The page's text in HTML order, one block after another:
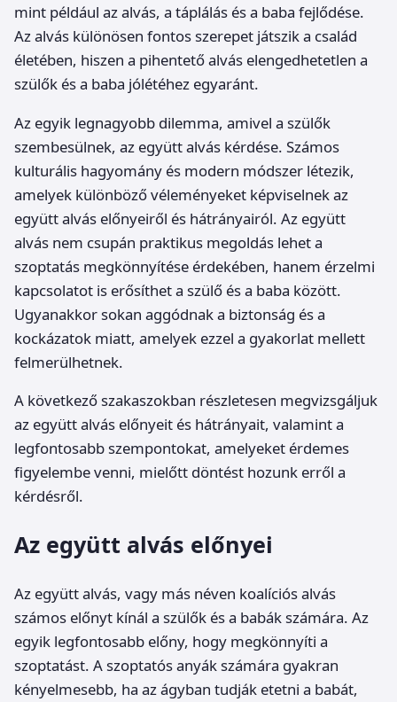
mint például az alvás, a táplálás és a baba fejlődése.
Az alvás különösen fontos szerepet játszik a család
életében, hiszen a pihentető alvás elengedhetetlen a
szülők és a baba jólétéhez egyaránt.
Az egyik legnagyobb dilemma, amivel a szülők
szembesülnek, az együtt alvás kérdése. Számos
kulturális hagyomány és modern módszer létezik,
amelyek különböző véleményeket képviselnek az
együtt alvás előnyeiről és hátrányairól. Az együtt
alvás nem csupán praktikus megoldás lehet a
szoptatás megkönnyítése érdekében, hanem érzelmi
kapcsolatot is erősíthet a szülő és a baba között.
Ugyanakkor sokan aggódnak a biztonság és a
kockázatok miatt, amelyek ezzel a gyakorlat mellett
felmerülhetnek.
A következő szakaszokban részletesen megvizsgáljuk
az együtt alvás előnyeit és hátrányait, valamint a
legfontosabb szempontokat, amelyeket érdemes
figyelembe venni, mielőtt döntést hozunk erről a
kérdésről.
Az együtt alvás előnyei
Az együtt alvás, vagy más néven koalíciós alvás
számos előnyt kínál a szülők és a babák számára. Az
egyik legfontosabb előny, hogy megkönnyíti a
szoptatást. A szoptatós anyák számára gyakran
kényelmesebb, ha az ágyban tudják etetni a babát,